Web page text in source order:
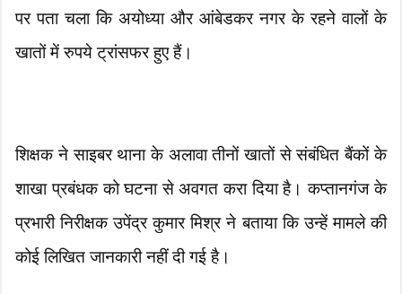
पर पता चला कि अयोध्या और आंबेडकर नगर के रहने वालों के
खातों में रुपये ट्रांसफर हुए हैं।
शिक्षक ने साइबर थाना के अलावा तीनों खातों से संबंधित बैंकों के
शाखा प्रबंधक को घटना से अवगत करा दिया है। कप्तानगंज के
प्रभारी निरीक्षक उपेंद्र कुमार मिश्र ने बताया कि उन्हें मामले की
कोई लिखित जानकारी नहीं दी गई है।